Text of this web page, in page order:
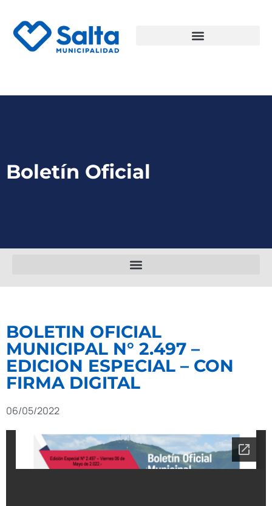
Boletín Oficial
BOLETIN OFICIAL
MUNICIPAL N° 2.497 –
EDICION ESPECIAL – CON
FIRMA DIGITAL
06/05/2022